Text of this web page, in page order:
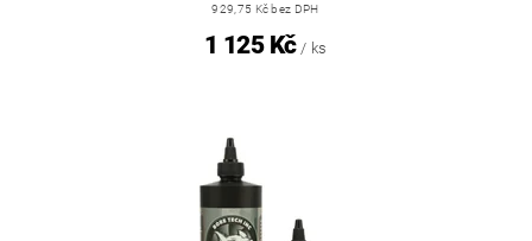
929,75 Kč bez DPH
1 125 Kč / ks